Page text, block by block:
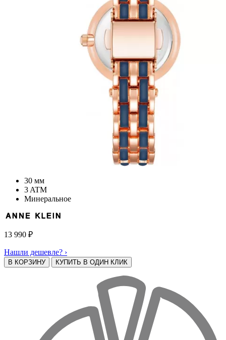
30 мм
3 ATM
Минеральное
13 990 ₽
Нашли дешевле? ›
В КОРЗИНУ КУПИТЬ В ОДИН КЛИК